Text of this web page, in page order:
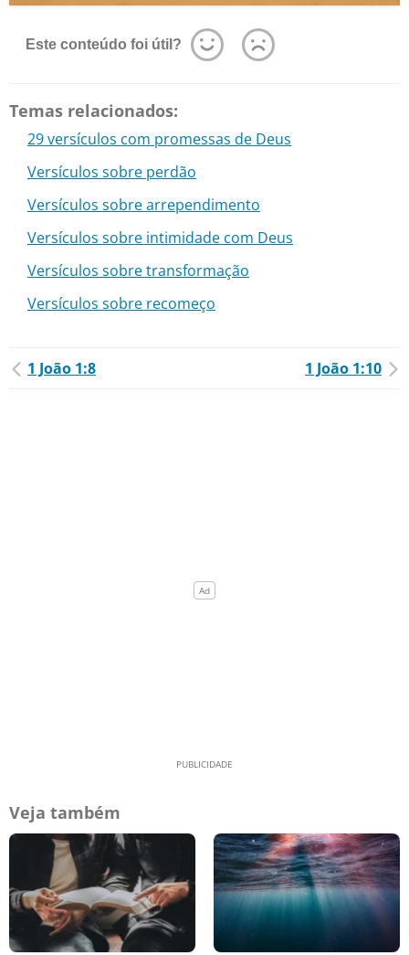
Este conteúdo foi útil?
Temas relacionados:
29 versículos com promessas de Deus
Versículos sobre perdão
Versículos sobre arrependimento
Versículos sobre intimidade com Deus
Versículos sobre transformação
Versículos sobre recomeço
1 João 1:8 1 João 1:10
Veja também